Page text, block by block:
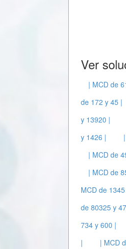
Ver
| MCD de
de 172 y 45 |
y 13920 |
y 1426 |
| MCD de
| MCD de
MCD de
de 80325 y
734 y 600 |
|
| MCD